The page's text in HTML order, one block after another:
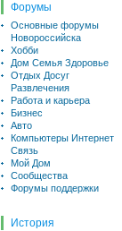
Форумы
Основные форумы
Новороссийска
Хобби
Дом Семья Здоровье
Отдых Досуг
Развлечения
Работа и карьера
Бизнес
Авто
Компьютеры Интернет
Связь
Мой Дом
Сообщества
Форумы поддержки
История